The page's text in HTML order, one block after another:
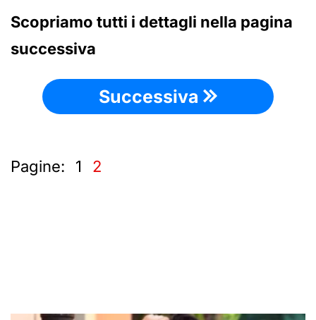
Scopriamo tutti i dettagli nella pagina
successiva
Successiva
Pagine: 1 2